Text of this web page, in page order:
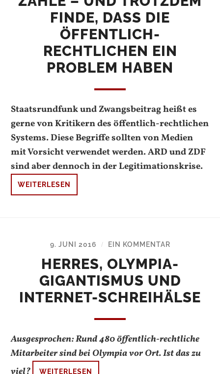
FINDE, DASS DIE
ÖFFENTLICH-
RECHTLICHEN EIN
PROBLEM HABEN
Staatsrundfunk und Zwangsbeitrag heißt es
gerne von Kritikern des öffentlich-rechtlichen
Systems. Diese Begriffe sollten von Medien
mit Vorsicht verwendet werden. ARD und ZDF
sind aber dennoch in der Legitimationskrise.
WEITERLESEN
9. JUNI 2016 / EIN KOMMENTAR
HERRES, OLYMPIA-
GIGANTISMUS UND
INTERNET-SCHREIHÄLSE
Ausgesprochen: Rund 480 öffentlich-rechtliche
Mitarbeiter sind bei Olympia vor Ort. Ist das zu
viel?
WEITERLESEN